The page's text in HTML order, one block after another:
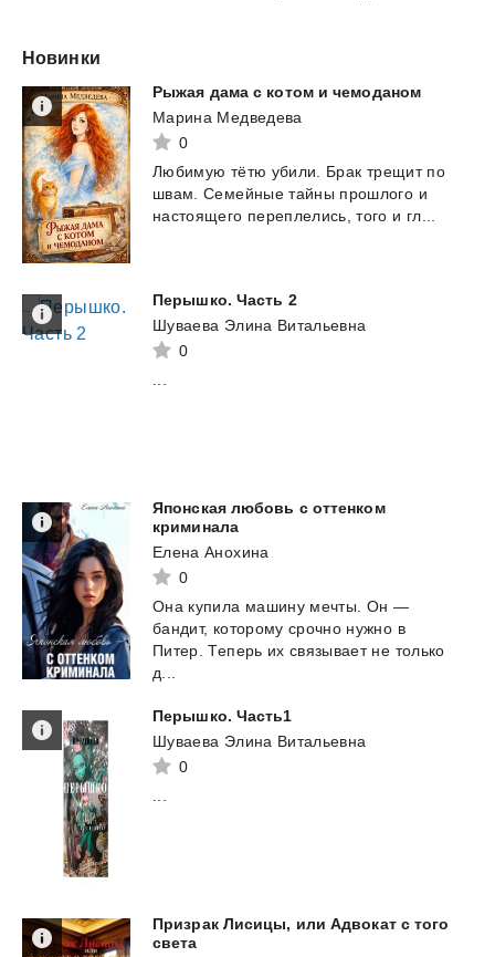
Новинки
Рыжая дама с котом и чемоданом
Марина Медведева
0
Любимую тëтю убили. Брак трещит по
швам.
Семейные тайны прошлого и
настоящего переплелись, того и гл...
Перышко. Часть 2
Шуваева Элина Витальевна
0
Японская любовь с оттенком
криминала
Елена Анохина
0
Она купила машину мечты. Он —
бандит, которому срочно нужно в
Питер. Теперь их связывает не только
д...
Перышко. Часть1
Шуваева Элина Витальевна
0
Призрак Лисицы, или Адвокат с того
света